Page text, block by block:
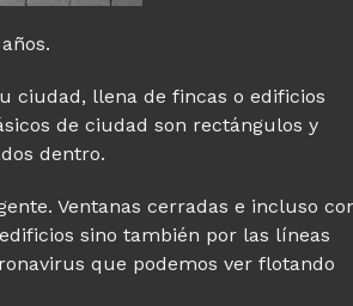
ciudad, llena de fincas o edificios
de ciudad son rectángulos y
dentro.
Ventanas cerradas e incluso
sino también por las líneas
que podemos ver flotando